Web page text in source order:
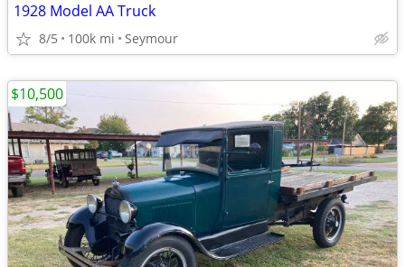
1928 Model AA Truck
8/5 100k mi Seymour
$10,500